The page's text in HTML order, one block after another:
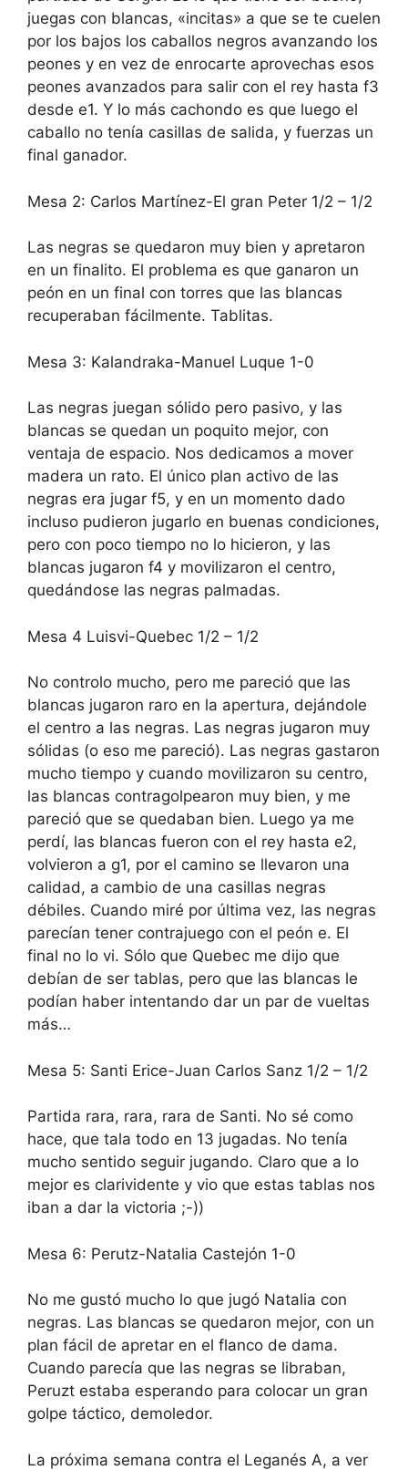
juegas con blancas, «incitas» a que se te cuelen
por los bajos los caballos negros avanzando los
peones y en vez de enrocarte aprovechas esos
peones avanzados para salir con el rey hasta f3
desde e1. Y lo más cachondo es que luego el
caballo no tenía casillas de salida, y fuerzas un
final ganador.
Mesa 2: Carlos Martínez-El gran Peter 1/2 – 1/2
Las negras se quedaron muy bien y apretaron
en un finalito. El problema es que ganaron un
peón en un final con torres que las blancas
recuperaban fácilmente. Tablitas.
Mesa 3: Kalandraka-Manuel Luque 1-0
Las negras juegan sólido pero pasivo, y las
blancas se quedan un poquito mejor, con
ventaja de espacio. Nos dedicamos a mover
madera un rato. El único plan activo de las
negras era jugar f5, y en un momento dado
incluso pudieron jugarlo en buenas condiciones,
pero con poco tiempo no lo hicieron, y las
blancas jugaron f4 y movilizaron el centro,
quedándose las negras palmadas.
Mesa 4 Luisvi-Quebec 1/2 – 1/2
No controlo mucho, pero me pareció que las
blancas jugaron raro en la apertura, dejándole
el centro a las negras. Las negras jugaron muy
sólidas (o eso me pareció). Las negras gastaron
mucho tiempo y cuando movilizaron su centro,
las blancas contragolpearon muy bien, y me
pareció que se quedaban bien. Luego ya me
perdí, las blancas fueron con el rey hasta e2,
volvieron a g1, por el camino se llevaron una
calidad, a cambio de una casillas negras
débiles. Cuando miré por última vez, las negras
parecían tener contrajuego con el peón e. El
final no lo vi. Sólo que Quebec me dijo que
debían de ser tablas, pero que las blancas le
podían haber intentando dar un par de vueltas
más…
Mesa 5: Santi Erice-Juan Carlos Sanz 1/2 – 1/2
Partida rara, rara, rara de Santi. No sé como
hace, que tala todo en 13 jugadas. No tenía
mucho sentido seguir jugando. Claro que a lo
mejor es clarividente y vio que estas tablas nos
iban a dar la victoria ;-))
Mesa 6: Perutz-Natalia Castejón 1-0
No me gustó mucho lo que jugó Natalia con
negras. Las blancas se quedaron mejor, con un
plan fácil de apretar en el flanco de dama.
Cuando parecía que las negras se libraban,
Peruzt estaba esperando para colocar un gran
golpe táctico, demoledor.
La próxima semana contra el Leganés A, a ver